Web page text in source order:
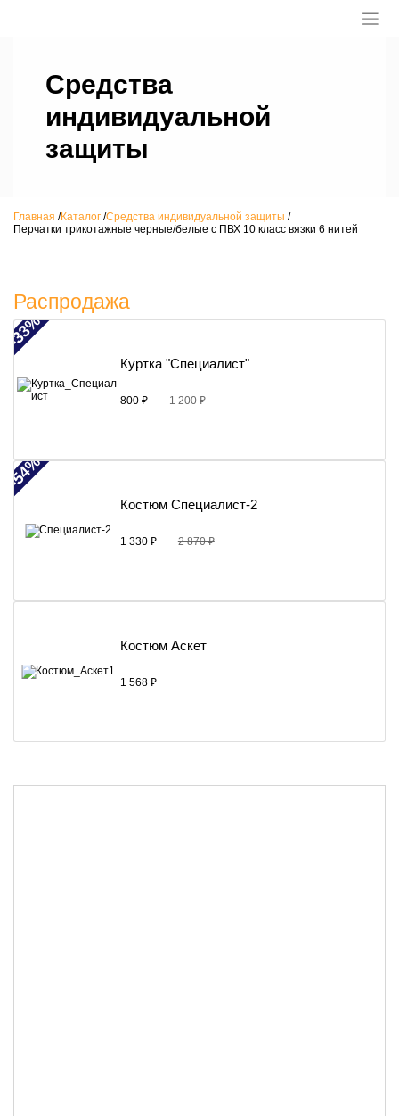
Средства
индивидуальной
защиты
Главная /Каталог /Средства индивидуальной защиты /
Перчатки трикотажные черные/белые с ПВХ 10 класс вязки 6 нитей
Распродажа
Куртка "Специалист"
800 ₽ 1 200 ₽
-33%
Костюм Специалист-2
1 330 ₽ 2 870 ₽
-54%
Костюм Аскет
1 568 ₽